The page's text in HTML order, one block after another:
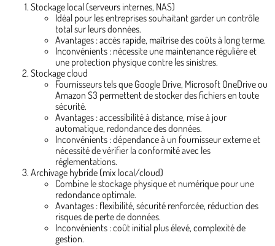
Stockage local (serveurs internes, NAS)
Idéal pour les entreprises souhaitant garder un contrôle
total sur leurs données.
Avantages : accès rapide, maîtrise des coûts à long terme.
Inconvénients : nécessite une maintenance régulière et
une protection physique contre les sinistres.
Stockage cloud
Fournisseurs tels que Google Drive, Microsoft OneDrive ou
Amazon S3 permettent de stocker des fichiers en toute
sécurité.
Avantages : accessibilité à distance, mise à jour
automatique, redondance des données.
Inconvénients : dépendance à un fournisseur externe et
nécessité de vérifier la conformité avec les
réglementations.
Archivage hybride (mix local/cloud)
Combine le stockage physique et numérique pour une
redondance optimale.
Avantages : flexibilité, sécurité renforcée, réduction des
risques de perte de données.
Inconvénients : coût initial plus élevé, complexité de
gestion.